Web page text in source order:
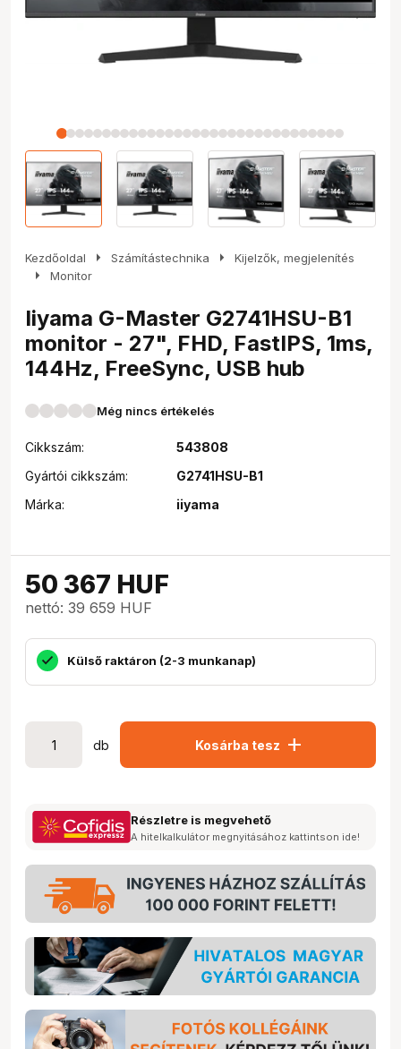
Kezdőoldal arrow_right Számítástechnika arrow_right Kijelzők, megjelenítés
arrow_right Monitor
Iiyama G-Master G2741HSU-B1
monitor - 27", FHD, FastIPS, 1ms,
144Hz, FreeSync, USB hub
Még nincs értékelés
Cikkszám:
543808
Gyártói cikkszám:
G2741HSU-B1
Márka:
iiyama
50 367 HUF
nettó: 39 659 HUF
Külső raktáron (2-3 munkanap)
db Kosárba tesz add
Részletre is megvehető
A hitelkalkulátor megnyitásához kattintson ide!